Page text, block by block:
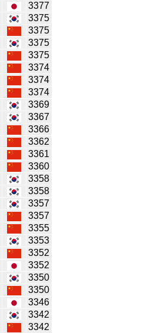
3377
3375
3375
3375
3375
3374
3374
3374
3369
3367
3366
3362
3361
3360
3358
3358
3357
3357
3355
3353
3352
3352
3350
3350
3346
3342
3342